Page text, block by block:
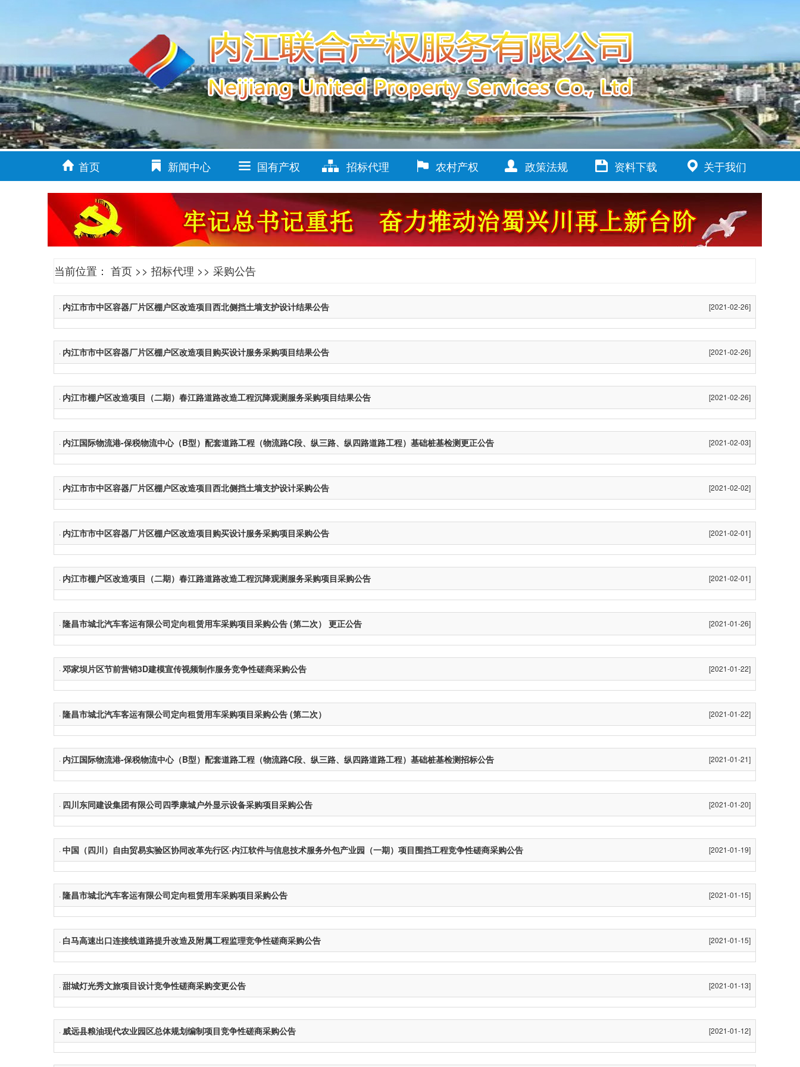
首页 新闻中心 国有产权 招标代理 农村产权 政策法规 资料下载 关于我们
当前位置： 首页 >> 招标代理 >> 采购公告
[2021-02-26]
· 内江市市中区容器厂片区棚户区改造项目西北侧挡土墙支护设计结果公告
[2021-02-26]
· 内江市市中区容器厂片区棚户区改造项目购买设计服务采购项目结果公告
[2021-02-26]
· 内江市棚户区改造项目（二期）春江路道路改造工程沉降观测服务采购项目结果公告
[2021-02-03]
· 内江国际物流港-保税物流中心（B型）配套道路工程（物流路C段、纵三路、纵四路道路工程）基础桩基检测更正公告
[2021-02-02]
· 内江市市中区容器厂片区棚户区改造项目西北侧挡土墙支护设计采购公告
[2021-02-01]
· 内江市市中区容器厂片区棚户区改造项目购买设计服务采购项目采购公告
[2021-02-01]
· 内江市棚户区改造项目（二期）春江路道路改造工程沉降观测服务采购项目采购公告
[2021-01-26]
·隆昌市城北汽车客运有限公司定向租赁用车采购项目采购公告 (第二次） 更正公告
[2021-01-22]
·邓家坝片区节前营销3D建模宣传视频制作服务竞争性磋商采购公告
[2021-01-22]
·隆昌市城北汽车客运有限公司定向租赁用车采购项目采购公告 (第二次）
[2021-01-21]
· 内江国际物流港-保税物流中心（B型）配套道路工程（物流路C段、纵三路、纵四路道路工程）基础桩基检测招标公告
[2021-01-20]
· 四川东同建设集团有限公司四季康城户外显示设备采购项目采购公告
[2021-01-19]
·中国（四川）自由贸易实验区协同改革先行区·内江软件与信息技术服务外包产业园（一期）项目围挡工程竞争性磋商采购公告
[2021-01-15]
·隆昌市城北汽车客运有限公司定向租赁用车采购项目采购公告
[2021-01-15]
· 白马高速出口连接线道路提升改造及附属工程监理竞争性磋商采购公告
[2021-01-13]
·甜城灯光秀文旅项目设计竞争性磋商采购变更公告
[2021-01-12]
·威远县粮油现代农业园区总体规划编制项目竞争性磋商采购公告